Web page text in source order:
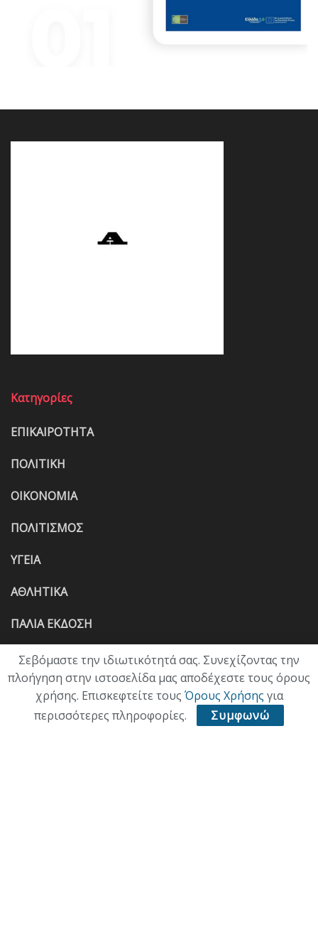
Κατηγορίες
ΕΠΙΚΑΙΡΟΤΗΤΑ
ΠΟΛΙΤΙΚΗ
ΟΙΚΟΝΟΜΙΑ
ΠΟΛΙΤΙΣΜΟΣ
ΥΓΕΙΑ
ΑΘΛΗΤΙΚΑ
ΠΑΛΙΑ ΕΚΔΟΣΗ
Σεβόμαστε την ιδιωτικότητά σας. Συνεχίζοντας την
πλοήγηση στην ιστοσελίδα μας αποδέχεστε τους όρους
χρήσης. Επισκεφτείτε τους Όρους Χρήσης για
περισσότερες πληροφορίες.
Συμφωνώ